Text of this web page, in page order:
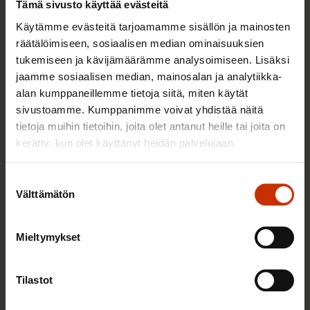
Tämä sivusto käyttää evästeitä
Käytämme evästeitä tarjoamamme sisällön ja mainosten
räätälöimiseen, sosiaalisen median ominaisuuksien
tukemiseen ja kävijämäärämme analysoimiseen. Lisäksi
jaamme sosiaalisen median, mainosalan ja analytiikka-
alan kumppaneillemme tietoja siitä, miten käytät
sivustoamme. Kumppanimme voivat yhdistää näitä
tietoja muihin tietoihin, joita olet antanut heille tai joita on
kerätty, kun olet käyttänyt heidän palvelujaan.
valinta
Välttämätön
Mieltymykset
Tilastot
Työnhaku-ja urapalvelut
Monilla SAK:n ammattiliitolla on työnhaku- ja
urapalveluja, joiden kautta voi myös etsiä
työpaikkoja.
Julkisten ja hyvinvointialojen liiton JHL:n alojen
avoimet työpaikat
Palvelualojen ammattiliiton PAMin urapalvelut
Rakennusliiton urapalvelut
Suomen Muusikkojen Liiton listaus koesoitoista